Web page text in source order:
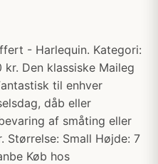
- Harlequin. Kategori:
Den klassiske Maileg
til enhver
dåb eller
af småting eller
Størrelse: Small Højde: 7
Køb hos